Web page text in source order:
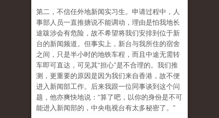
第二，不信任外地新闻实习生。申请过程中，人
事部人员一直推搪说不能调动，理由是怕我地长
途跋涉会有危险，故不希望将我们安排到位于新
台的新闻频道。但事实上，新台与我所住的宿舍
之间，只是半小时的地铁车程，而且中途无需转
车即可直达，可见其“担心”是不合理的。我们推
测，更重要的原因是因为我们来自香港，故不便
进入新闻部工作。后来我跟一位同事谈到这个问
题，他亦爽快地说：“算了吧，以你的身份是不可
能进入新闻部的，中央电视台有太多秘密了。”